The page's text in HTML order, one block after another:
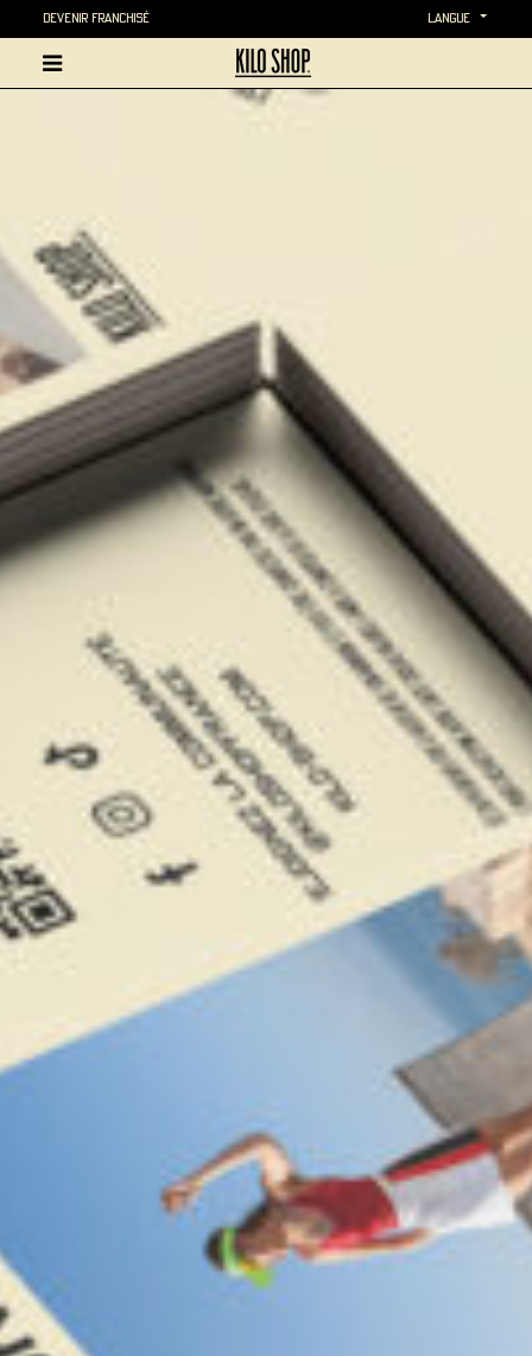
Devenir Franchisé langue